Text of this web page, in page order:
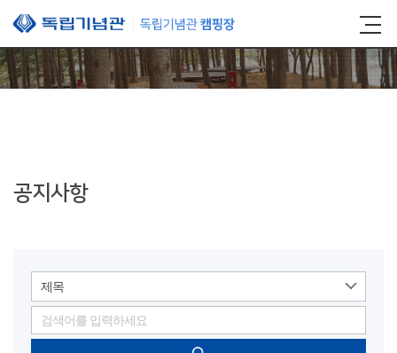
본문 바로가기
공지사항
제목